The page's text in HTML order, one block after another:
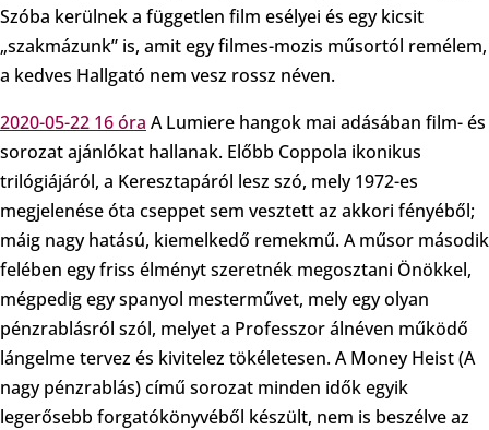
Szóba kerülnek a független film esélyei és egy kicsit
„szakmázunk” is, amit egy filmes-mozis műsortól remélem,
a kedves Hallgató nem vesz rossz néven.
2020-05-22 16 óra A Lumiere hangok mai adásában film- és
sorozat ajánlókat hallanak. Előbb Coppola ikonikus
trilógiájáról, a Keresztapáról lesz szó, mely 1972-es
megjelenése óta cseppet sem vesztett az akkori fényéből;
máig nagy hatású, kiemelkedő remekmű. A műsor második
felében egy friss élményt szeretnék megosztani Önökkel,
mégpedig egy spanyol mesterművet, mely egy olyan
pénzrablásról szól, melyet a Professzor álnéven működő
lángelme tervez és kivitelez tökéletesen. A Money Heist (A
nagy pénzrablás) című sorozat minden idők egyik
legerősebb forgatókönyvéből készült, nem is beszélve az